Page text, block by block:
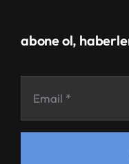
abone ol,